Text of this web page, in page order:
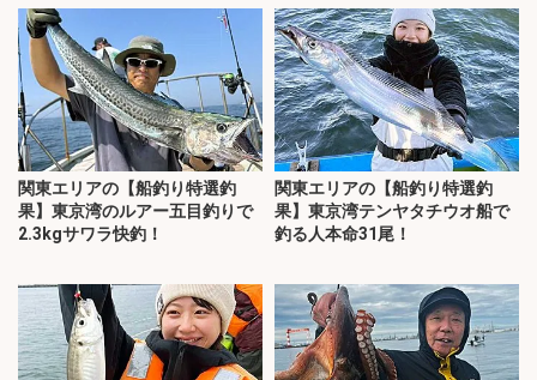
関東エリアの【船釣り特選釣
果】東京湾のルアー五目釣りで
2.3kgサワラ快釣！
関東エリアの【船釣り特選釣
果】東京湾テンヤタチウオ船で
釣る人本命31尾！